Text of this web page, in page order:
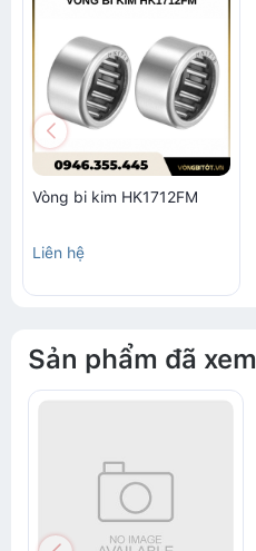
Vòng bi kim HK1712FM
Liên hệ
Sản phẩm đã xem